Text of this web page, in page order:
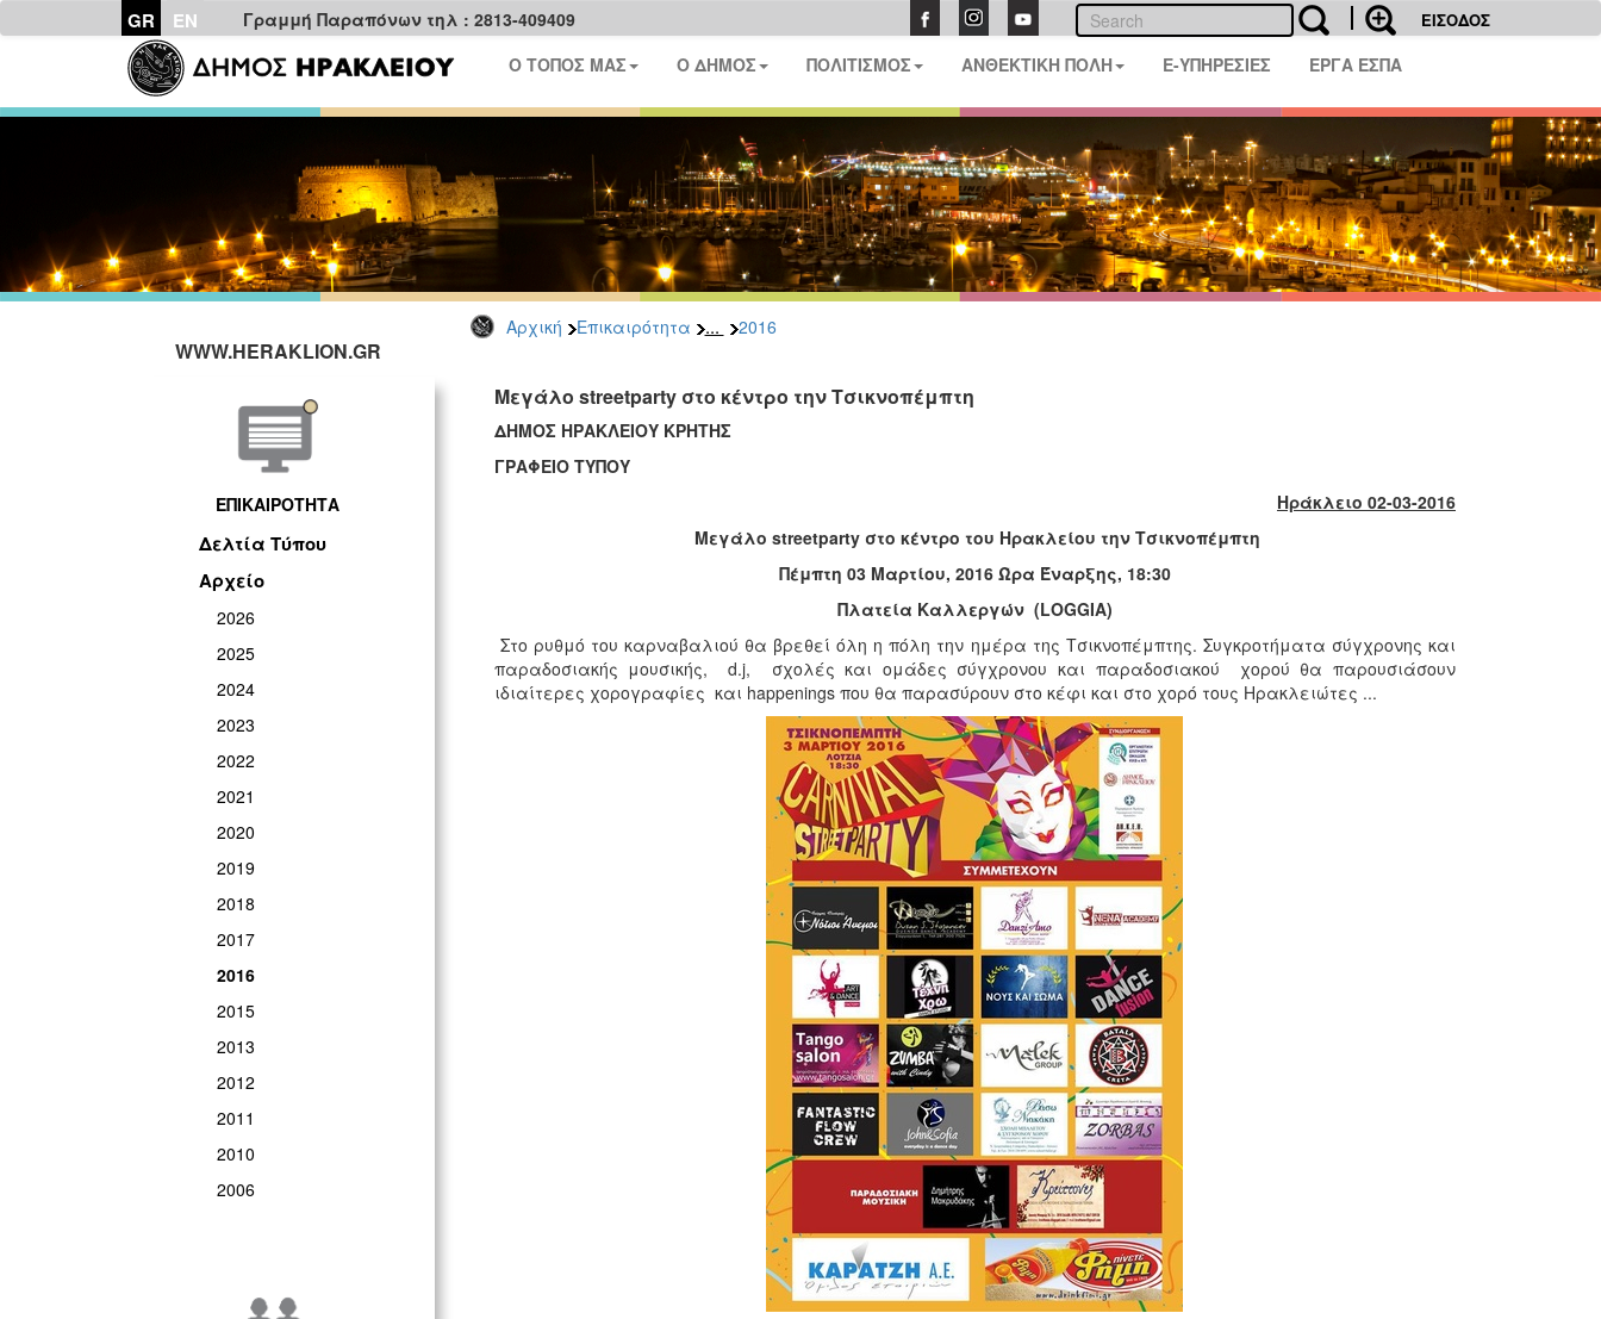
GR EN Γραμμή Παραπόνων τηλ : 2813-409409 ΕΙΣΟΔΟΣ
Ο ΤΟΠΟΣ ΜΑΣ Ο ΔΗΜΟΣ ΠΟΛΙΤΙΣΜΟΣ ΑΝΘΕΚΤΙΚΗ ΠΟΛΗ E-ΥΠΗΡΕΣΙΕΣ ΕΡΓΑ ΕΣΠΑ
Αρχική Επικαιρότητα ... 2016
WWW.HERAKLION.GR
ΕΠΙΚΑΙΡΟΤΗΤΑ
Δελτία Τύπου
Αρχείο
2026
2025
2024
2023
2022
2021
2020
2019
2018
2017
2016
2015
2013
2012
2011
2010
2006
Μεγάλο streetparty στο κέντρο την Τσικνοπέμπτη
ΔΗΜΟΣ ΗΡΑΚΛΕΙΟΥ ΚΡΗΤΗΣ
ΓΡΑΦΕΙΟ ΤΥΠΟΥ
Ηράκλειο 02-03-2016
Μεγάλο streetpartyστο κέντρο του Ηρακλείου την Τσικνοπέμπτη
Πέμπτη 03 Μαρτίου, 2016 Ώρα Έναρξης, 18:30
Πλατεία Καλλεργών (LOGGIA)
Στο ρυθμό του καρναβαλιού θα βρεθεί όλη η πόλη την ημέρα της Τσικνοπέμπτης. Συγκροτήματα σύγχρονης και
παραδοσιακής μουσικής, d.j, σχολές και ομάδες σύγχρονου και παραδοσιακού χορού θα παρουσιάσουν
ιδιαίτερες χορογραφίες και happenings που θα παρασύρουν στο κέφι και στο χορό τους Ηρακλειώτες ...